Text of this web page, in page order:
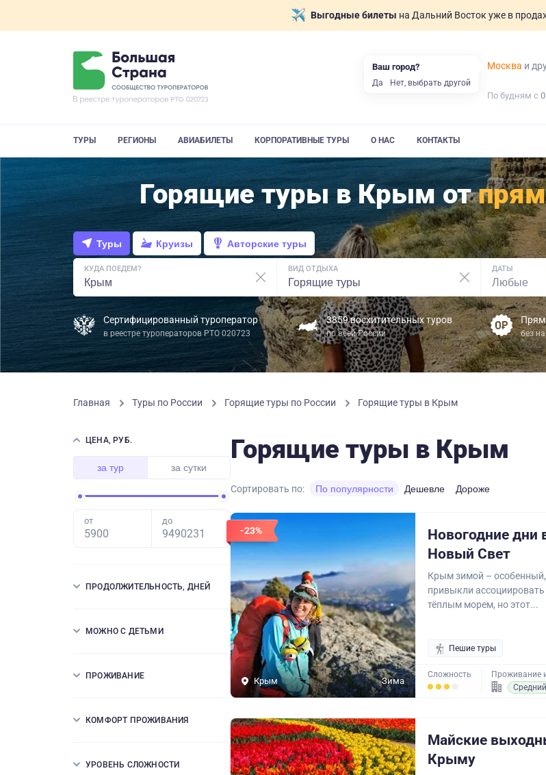
Выгодные билеты на Дальний Восток уже в
Москва и
По будням с
ТУРЫ РЕГИОНЫ АВИАБИЛЕТЫ КОРПОРАТИВНЫЕ ТУРЫ О НАС КОНТАКТЫ
Горящие туры в Крым от
Туры Круизы Авторские туры
КУДА ПОЕДЕМ? ВИД ОТДЫХА ДАТЫ
Сертифицированный туроператор
в реестре туроператоров РТО 020723
3859 восхитительных туров
по всей России без
Главная Туры по России Горящие туры по России Горящие туры в Крым
ЦЕНА, РУБ.
за тур за сутки
от до
ПРОДОЛЖИТЕЛЬНОСТЬ, ДНЕЙ
МОЖНО С ДЕТЬМИ
ПРОЖИВАНИЕ
КОМФОРТ ПРОЖИВАНИЯ
УРОВЕНЬ СЛОЖНОСТИ
Горящие туры в Крым
Сортировать по: По популярности Дешевле Дороже
-23%
Крым Зима
Новогодние дни
Новый Свет
Крым зимой –
привыкли
тёплым морем, но этот...
Пешие туры
Сложность
Проживание
Средний
Майские
Крыму
Ваш город?
Да Нет, выбрать другой